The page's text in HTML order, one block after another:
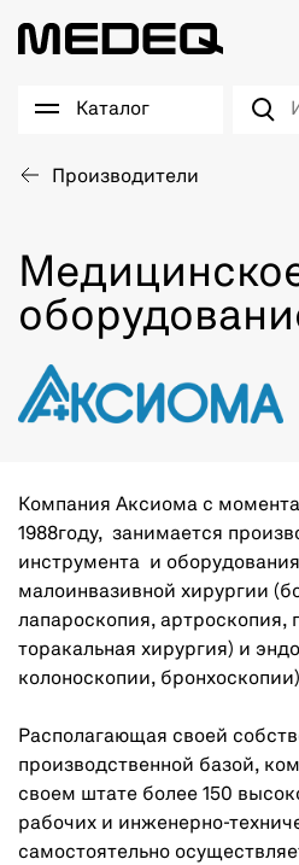
Каталог
Производители
Компания Аксиома с
1988году, занимается
инструмента и
малоинвазивной хирургии
лапароскопия, артроскопия,
торакальная хирургия) и
колоноскопии, бронхоскопии)
Располагающая своей
производственной базой,
своем штате более 150
рабочих и инженерно-
самостоятельно